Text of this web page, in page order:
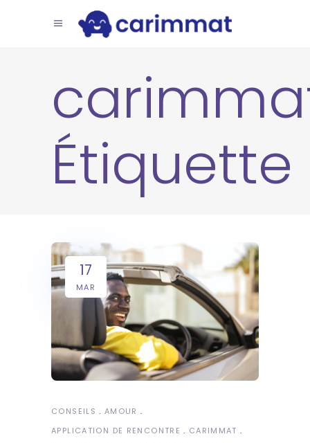
Étiquette
17
MAR
CONSEILS
AMOUR
APPLICATION DE RENCONTRE
CARIMMAT